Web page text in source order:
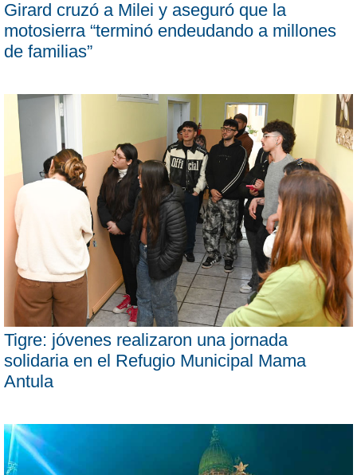
Girard cruzó a Milei y aseguró que la
motosierra “terminó endeudando a millones
de familias”
Tigre: jóvenes realizaron una jornada
solidaria en el Refugio Municipal Mama
Antula